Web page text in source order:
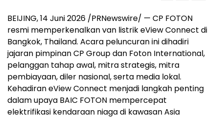
BEIJING, 14 Juni 2026 /PRNewswire/ — CP FOTON
resmi memperkenalkan van listrik eView Connect di
Bangkok, Thailand. Acara peluncuran ini dihadiri
jajaran pimpinan CP Group dan Foton International,
pelanggan tahap awal, mitra strategis, mitra
pembiayaan, diler nasional, serta media lokal.
Kehadiran eView Connect menjadi langkah penting
dalam upaya BAIC FOTON mempercepat
elektrifikasi kendaraan niaga di kawasan Asia